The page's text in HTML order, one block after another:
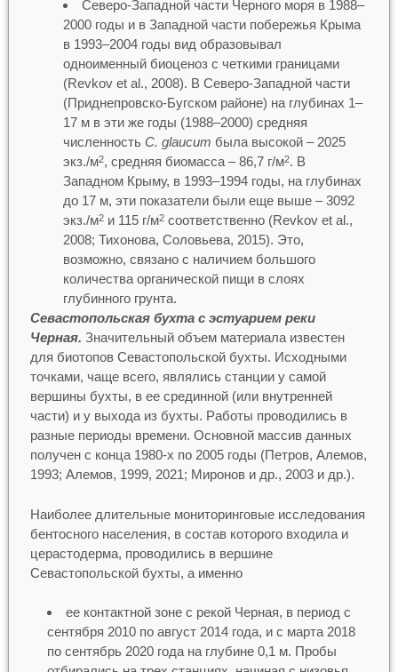
Cеверо-Западной части Черного моря в 1988–
2000 годы и в Западной части побережья Крыма
в 1993–2004 годы вид образовывал
одноименный биоценоз с четкими границами
(Revkov et al., 2008). В Северо-Западной части
(Приднепровско-Бугском районе) на глубинах 1–
17 м в эти же годы (1988–2000) средняя
численностьC. glaucum была высокой – 2025
экз./м2, средняя биомасса – 86,7 г/м2. В
Западном Крыму, в 1993–1994 годы, на глубинах
до 17 м, эти показатели были еще выше – 3092
экз./м2 и 115 г/м2 соответственно (Revkov et al.,
2008; Тихонова, Соловьева, 2015). Это,
возможно, связано с наличием большого
количества органической пищи в слоях
глубинного грунта.
Севастопольская бухта с эстуарием реки
Черная. Значительный объем материала известен
для биотопов Севастопольской бухты. Исходными
точками, чаще всего, являлись станции у самой
вершины бухты, в ее срединной (или внутренней
части) и у выхода из бухты. Работы проводились в
разные периоды времени. Основной массив данных
получен с конца 1980-х по 2005 годы (Петров, Алемов,
1993; Алемов, 1999, 2021; Миронов и др., 2003 и др.).
Наиболее длительные мониторинговые исследования
бентосного населения, в состав которого входила и
церастодерма, проводились в вершине
Севастопольской бухты, а именно
ее контактной зоне с рекой Черная, в период с
сентября 2010 по август 2014 года, и с марта 2018
по сентябрь 2020 года на глубине 0,1 м. Пробы